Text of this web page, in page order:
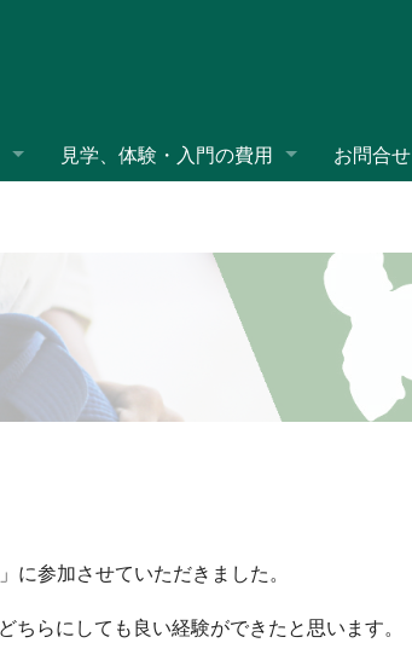
見学、体験・入門の費用 お問合せ
に参加させていただきました。
らにしても良い経験ができたと思います。